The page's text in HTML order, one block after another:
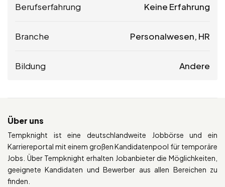
Berufserfahrung Keine Erfahrung
Branche Personalwesen, HR
Bildung Andere
Über uns
Tempknight ist eine deutschlandweite Jobbörse und ein
Karriereportal mit einem großen Kandidatenpool für temporäre
Jobs. Über Tempknight erhalten Jobanbieter die Möglichkeiten,
geeignete Kandidaten und Bewerber aus allen Bereichen zu
finden.